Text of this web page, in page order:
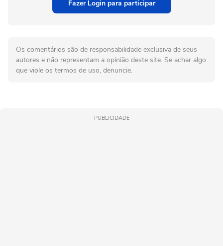
Fazer Login para participar
Os comentários são de responsabilidade exclusiva de seus
autores e não representam a opinião deste site. Se achar algo
que viole os termos de uso, denuncie.
PUBLICIDADE